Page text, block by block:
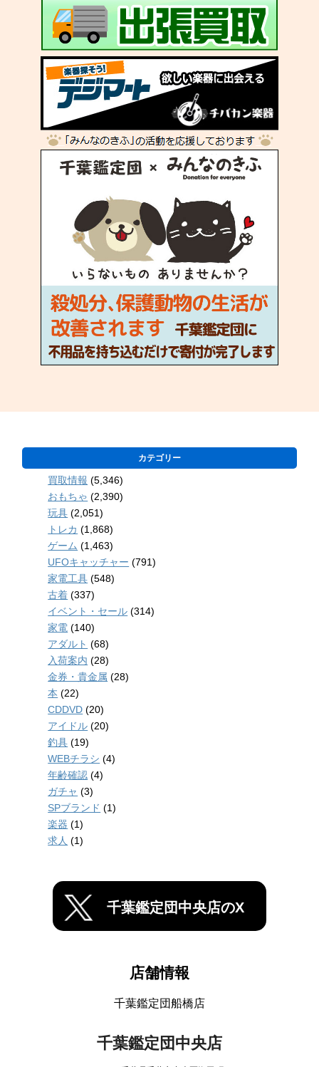
カテゴリー
買取情報 (5,346)
おもちゃ (2,390)
玩具 (2,051)
トレカ (1,868)
ゲーム (1,463)
UFOキャッチャー (791)
家電工具 (548)
古着 (337)
イベント・セール (314)
家電 (140)
アダルト (68)
入荷案内 (28)
金券・貴金属 (28)
本 (22)
CDDVD (20)
アイドル (20)
釣具 (19)
WEBチラシ (4)
年齢確認 (4)
ガチャ (3)
SPブランド (1)
楽器 (1)
求人 (1)
千葉鑑定団中央店のX
店舗情報
千葉鑑定団船橋店
千葉鑑定団中央店